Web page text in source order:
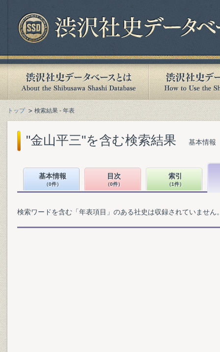
トップ 検索結果 - 年表
"金山平三"を含む検索結果 基本情報
基本情報
（0件）
目次
（0件）
索引
（1件）
検索ワードを含む「年表項目」のある社史は収録されていません